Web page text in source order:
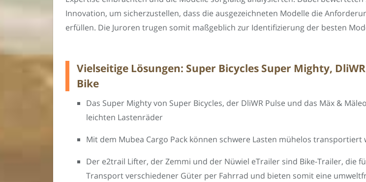
Innovation, um sicherzustellen, dass die ausgezeichneten Modelle die
erfüllen. Die Juroren trugen somit maßgeblich zur Identifizierung der besten
Vielseitige Lösungen: Super Bicycles Super Mighty,
Bike
Das Super Mighty von Super Bicycles, der DliWR Pulse und das Mäx &
leichten Lastenräder
Mit dem Mubea Cargo Pack können schwere Lasten mühelos transportiert
Der e2trail Lifter, der Zemmi und der Nüwiel eTrailer sind Bike-Trailer, die
Transport verschiedener Güter per Fahrrad und bieten somit eine